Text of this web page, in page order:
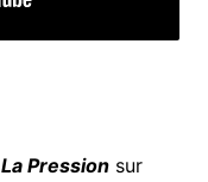
La Pressionsur